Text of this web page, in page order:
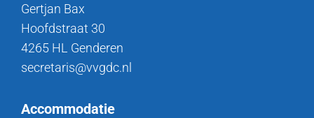
Gertjan Bax
Hoofdstraat 30
4265 HL Genderen
secretaris@vvgdc.nl
Accommodatie